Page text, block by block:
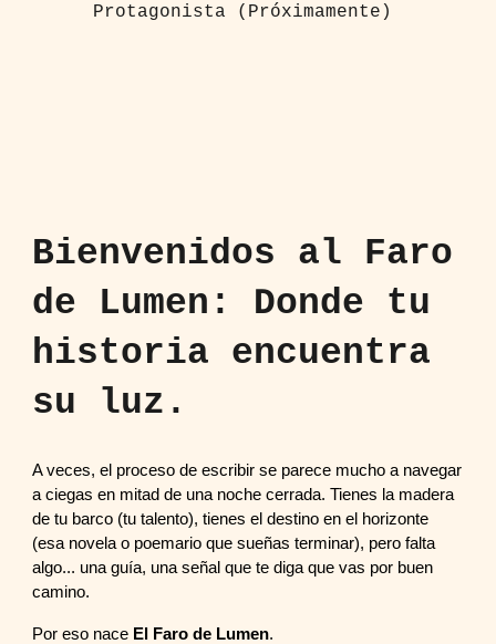
Protagonista (Próximamente)
Bienvenidos al Faro
de Lumen: Donde tu
historia encuentra
su luz.
A veces, el proceso de escribir se parece mucho a navegar
a ciegas en mitad de una noche cerrada. Tienes la madera
de tu barco (tu talento), tienes el destino en el horizonte
(esa novela o poemario que sueñas terminar), pero falta
algo... una guía, una señal que te diga que vas por buen
camino.
Por eso nace El Faro de Lumen.